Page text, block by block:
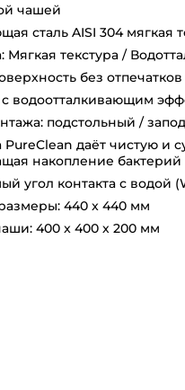
чашей
сталь AISI 304 мягкая
Мягкая текстура /
без
водоотталкивающим
подстольный /
PureClean даёт чистую и
накопление бактерий
угол контакта с водой
440 x 440 мм
400 x 400 х 200 мм